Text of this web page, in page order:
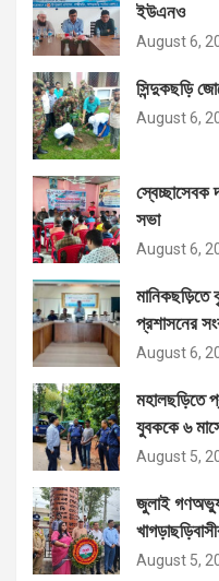
ইউএনও
August 6,
সিন্দুকছড়ি
August 6,
স্বেচ্ছাসেবক
সভা
August 6,
মানিকছড়িতে
প্রশাসনের
August 6,
মহালছড়িতে
যুবককে ৬
August 5,
জুলাই
August 5,